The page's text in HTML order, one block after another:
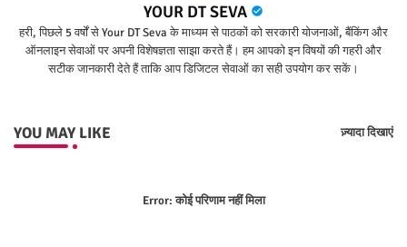
YOUR DT SEVA
हरी, पिछले 5 वर्षों से Your DT Seva के माध्यम से पाठकों को सरकारी योजनाओं, बैंकिंग और
ऑनलाइन सेवाओं पर अपनी विशेषज्ञता साझा करते हैं। हम आपको इन विषयों की गहरी और
सटीक जानकारी देते हैं ताकि आप डिजिटल सेवाओं का सही उपयोग कर सकें।
YOU MAY LIKE ज़्यादा दिखाएं
Error:कोई परिणाम नहीं मिला